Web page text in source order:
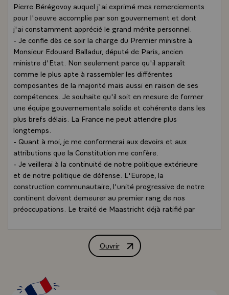
Pierre Bérégovoy auquel j'ai exprimé mes remerciements
pour l'oeuvre accomplie par son gouvernement et dont
j'ai constamment apprécié le grand mérite personnel.
- Je confie dès ce soir la charge du Premier ministre à
Monsieur Edouard Balladur, député de Paris, ancien
ministre d'Etat. Non seulement parce qu'il apparaît
comme le plus apte à rassembler les différentes
composantes de la majorité mais aussi en raison de ses
compétences. Je souhaite qu'il soit en mesure de former
une équipe gouvernementale solide et cohérente dans les
plus brefs délais. La France ne peut attendre plus
longtemps.
- Quant à moi, je me conformerai aux devoirs et aux
attributions que la Constitution me confère.
- Je veillerai à la continuité de notre politique extérieure
et de notre politique de défense. L'Europe, la
construction communautaire, l'unité progressive de notre
continent doivent demeurer au premier rang de nos
préoccupations. Le traité de Maastricht déjà ratifié par
- Dans l'immédiat, il faut préserver le système monétaire
européen. Cela ne dépend pas que de nous mais un franc
condition. Sans système monétaire commun, il n'y a pas
d'Europe.
Ouvrir
Allocution radiotélévisée de M.